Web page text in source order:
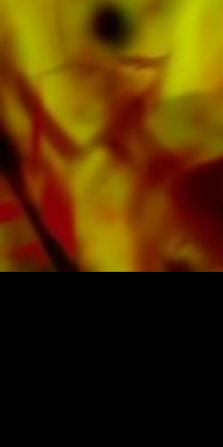
Todas las partituras de Obrasso están
de nota ligeramente amarillento ofrece un
buen contraste y es agradable a la vista en
condiciones de iluminación difíciles. La entrega
a clientes privados en todo el mundo está libre
de gastos de envío. Ordene sus partituras
ahora directamente de Obrasso Verlag.